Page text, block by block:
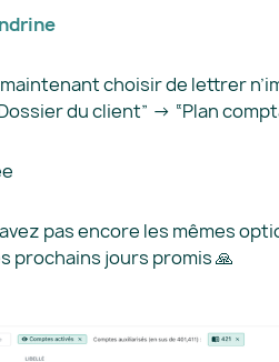
choisir de lettrer
du client” → “Plan
pas encore les mêmes
prochains jours promis 🙏